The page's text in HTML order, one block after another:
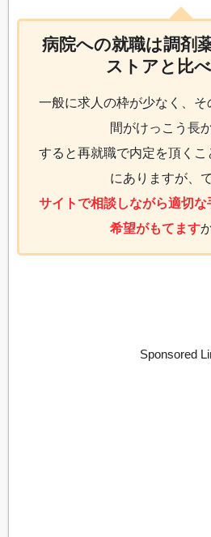
病院への就職は調剤
ストアと比
一般に求人の枠が少なく、そ
間がけっこう長
すると再就職で内定を頂く
にありますが、
サイトで相談しながら適切
希望がもてます
Sponsored